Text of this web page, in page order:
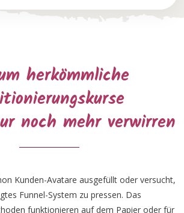
herkömmliche
noch mehr verwirren
Kunden-Avatare ausgefüllt oder versucht,
Funnel-System zu pressen. Das
funktionieren auf dem Papier oder für